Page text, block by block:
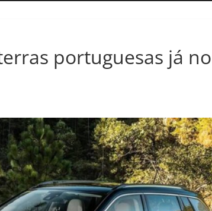
portuguesas já no